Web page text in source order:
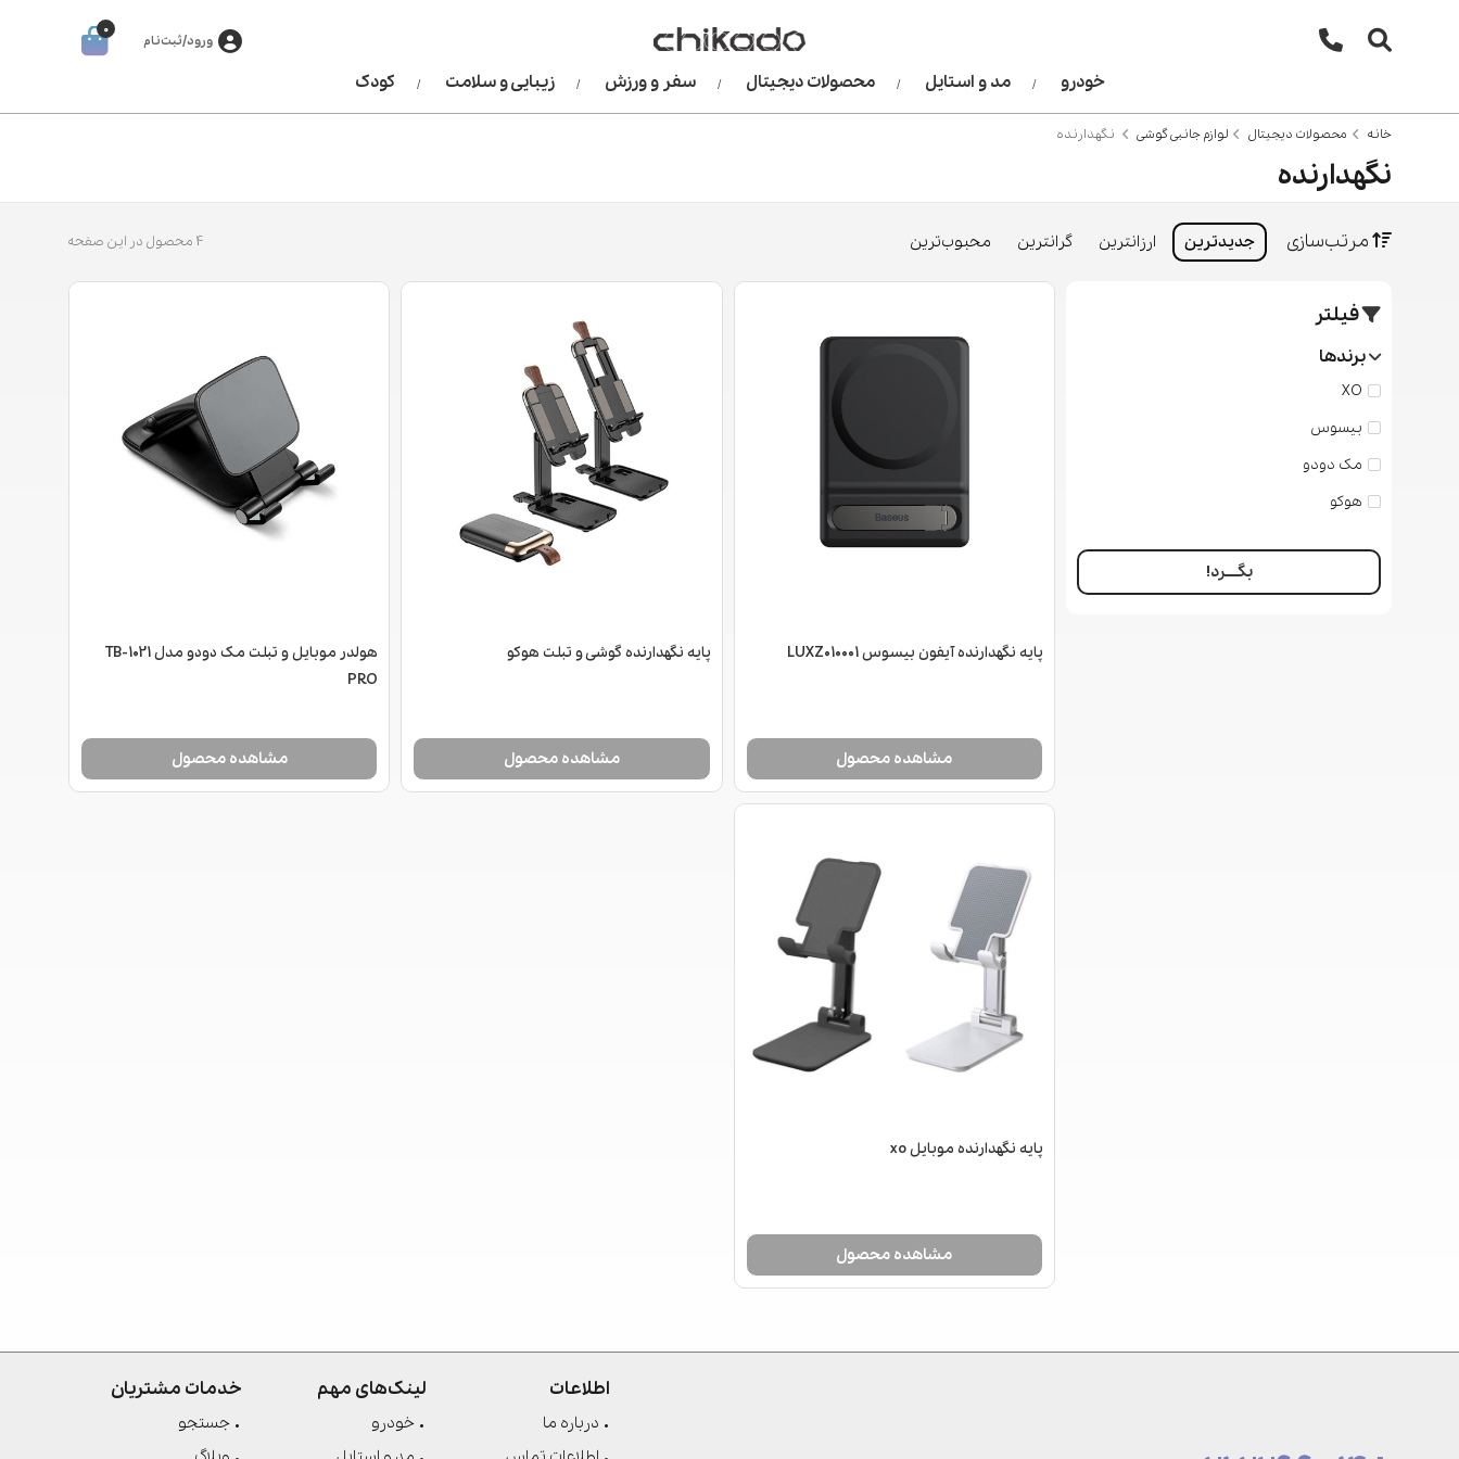
ورود/ثبت‌نام
0
خودرو مد و استایل محصولات دیجیتال سفر و ورزش زیبایی و سلامت کودک
خانه محصولات دیجیتال لوازم جانبی گوشی نگهدارنده
نگهدارنده
4 محصول در این صفحه مرتب‌سازی جدیدترین ارزانترین گرانترین محبوب‌ترین
فیلتر
برندها
XO
بیسوس
مک دودو
هوکو
بگــــرد!
پایه نگهدارنده آیفون بیسوس LUXZ010001
مشاهده محصول
پایه نگهدارنده گوشی و تبلت هوکو
مشاهده محصول
هولدر موبایل و تبلت مک دودو مدل TB-1021
PRO
مشاهده محصول
پایه نگهدارنده موبایل xo
مشاهده محصول
اطلاعات
درباره ما
لینک‌های مهم
خودرو
خدمات مشتریان
جستجو